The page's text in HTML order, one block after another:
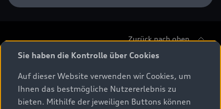
Zurück nach oben
Alle Modelle
Beratung & Kauf
Sie haben die Kontrolle über Cookies
Auf dieser Website verwenden wir Cookies, um
Ihnen das bestmögliche Nutzererlebnis zu
bieten. Mithilfe der jeweiligen Buttons können